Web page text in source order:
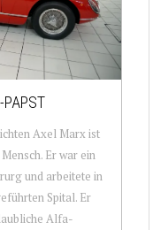
PAPST
Axel Marx ist
Er war ein
und arbeitete in
Spital. Er
Alfa-